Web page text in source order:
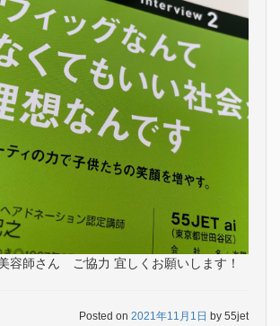
容師さん ご協力 宜しくお願いします！
Posted on 2021年11月1日 by 55jet